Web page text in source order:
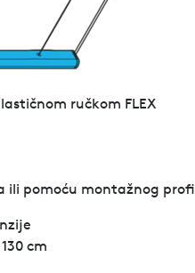
ručkom FLEX
ili pomoću montažnog
cm